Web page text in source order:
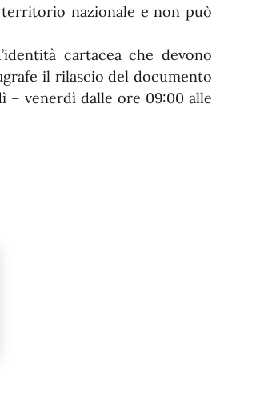
territorio nazionale e non può
cartacea che devono
il rilascio del documento
venerdì dalle ore 09:00 alle